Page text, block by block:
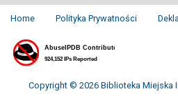
Home Polityka Prywatności
Copyright © 2026 Biblioteka Miejska